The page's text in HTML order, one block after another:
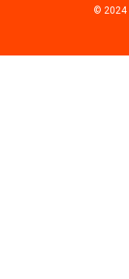
© 2024